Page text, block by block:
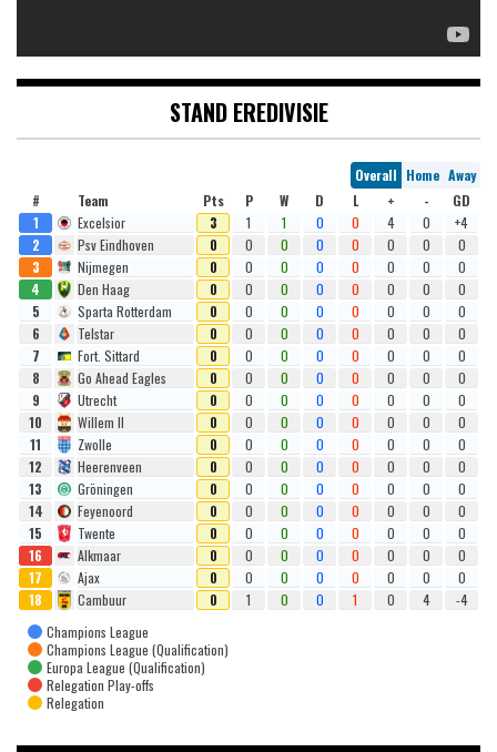
STAND EREDIVISIE
Overall Home Away
#
Team Pts P W D L + -
GD
1
Excelsior 3 1 1 0 0 4 0
+4
2
Psv Eindhoven 0 0 0 0 0 0 0
0
3
Nijmegen 0 0 0 0 0 0 0
0
4
Den Haag 0 0 0 0 0 0 0
0
5
Sparta Rotterdam 0 0 0 0 0 0 0
0
6
Telstar 0 0 0 0 0 0 0
0
7
Fort. Sittard 0 0 0 0 0 0 0
0
8
Go Ahead Eagles 0 0 0 0 0 0 0
0
9
Utrecht 0 0 0 0 0 0 0
0
10
Willem II 0 0 0 0 0 0 0
0
11
Zwolle 0 0 0 0 0 0 0
0
12
Heerenveen 0 0 0 0 0 0 0
0
13
Gröningen 0 0 0 0 0 0 0
0
14
Feyenoord 0 0 0 0 0 0 0
0
15
Twente 0 0 0 0 0 0 0
0
16
Alkmaar 0 0 0 0 0 0 0
0
17
Ajax 0 0 0 0 0 0 0
0
18
Cambuur 0 1 0 0 1 0 4
-4
Champions League
Champions League (Qualification)
Europa League (Qualification)
Relegation Play-offs
Relegation